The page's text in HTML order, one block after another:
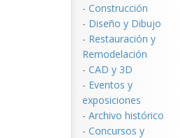
- Construcción
- Diseño y Dibujo
- Restauración y
Remodelación
- CAD y 3D
- Eventos y
exposiciones
- Archivo histórico
- Concursos y